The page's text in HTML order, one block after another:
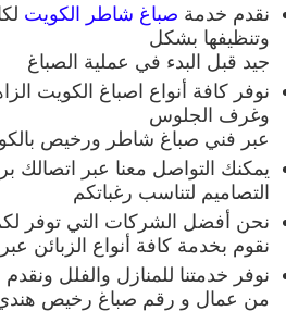
نقدم خدمة صباغ شاطر الكويت
وتنظيفها بشكل
جيد قبل البدء في عملية الصباغ
نوفر كافة أنواع اصباغ الكويت
وغرف الجلوس
عبر فني صباغ شاطر ورخيص
يمكنك التواصل معنا عبر
التصاميم لتناسب رغباتكم
نحن أفضل الشركات التي توفر
نقوم بخدمة كافة أنواع الزبائن
نوفر خدمتنا للمنازل والفلل
من عمال و رقم صباغ رخيص